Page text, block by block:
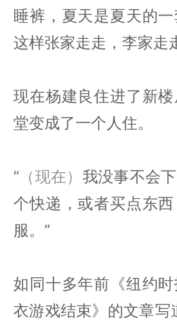
睡裤，夏天是夏天的
这样张家走走，李家走
现在杨建良住进了新
堂变成了一个人住。
“ （现在） 我没事不会
个快递，或者买点东
服。”
如同十多年前《纽约
衣游戏结束》的文章写